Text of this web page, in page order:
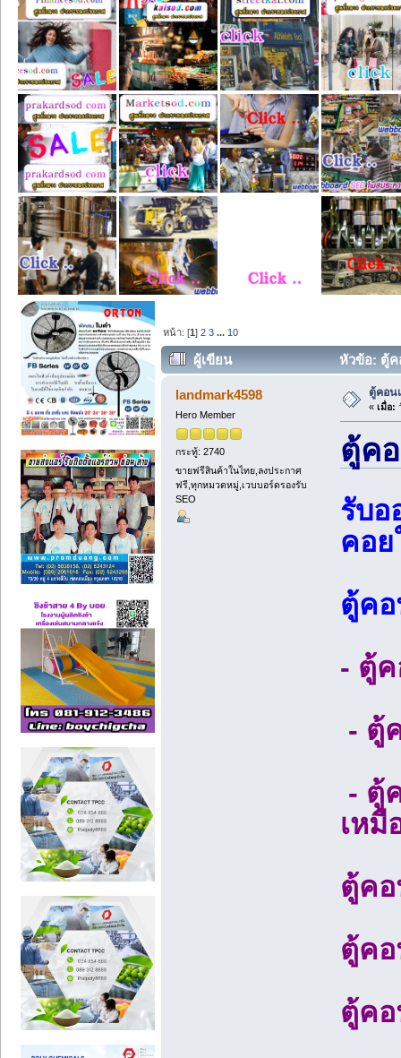
หน้า: [1]2 3 ... 10
ผู้เขียน หัวข้อ: ตู้ค
landmark4598
Hero Member
กระทู้: 2740
ขายฟรีสินค้าในไทย,ลงประกาศ
ฟรี,ทุกหมวดหมู่,เวบบอร์ดรองรับ
SEO
ตู้คอน
« เมื่อ:
ตู้ค
รับอ
คอย
ตู้คอ
- ตู้ค
- ตู้
- ตู้
เหมื
ตู้คอ
ตู้คอ
ตู้คอ